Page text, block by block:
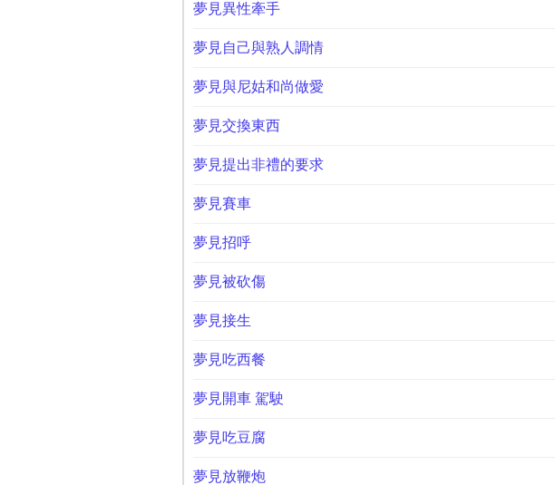
夢見異性牽手
夢見自己與熟人調情
夢見與尼姑和尚做愛
夢見交換東西
夢見提出非禮的要求
夢見賽車
夢見招呼
夢見被砍傷
夢見接生
夢見吃西餐
夢見開車 駕駛
夢見吃豆腐
夢見放鞭炮